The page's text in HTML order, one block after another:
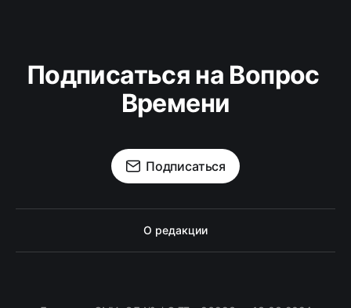
Подписаться на Вопрос
Времени
Подписаться
О редакции